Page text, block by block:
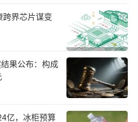
区同样亮点纷呈。烘焙明厨
黄酥脆，9.9元/4个的超高
民专门排队等候，一出炉
盒子蛋糕颜值与口感双在
软蛋糕胚，生巧车厘子盒
界芯片谋变
果公布：构成
亿，冰柜预算